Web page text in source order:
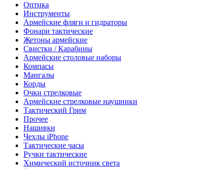
Оптика
Инструменты
Армейские фляги и гидраторы
Фонари тактические
Жетоны армейские
Свистки / Карабины
Армейские столовые наборы
Компасы
Мангалы
Корды
Очки стрелковые
Армейские стрелковые наушники
Тактический Грим
Прочее
Нашивки
Чехлы iPhone
Тактические часы
Ручки тактические
Химический источник света